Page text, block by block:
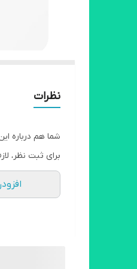
نظرات
شما هم درباره
برای ثبت نظر،